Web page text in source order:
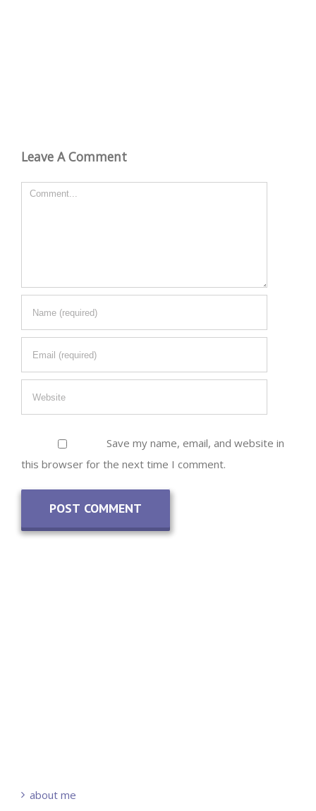
Leave A Comment
Comment
Save my name, email, and website in
this browser for the next time I comment.
about me